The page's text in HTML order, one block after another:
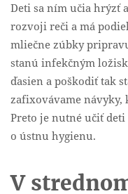
Deti sa ním učia hrýzť
rozvoji reči a má
mliečne zúbky
stanú infekčným
ďasien a poškodiť tak
zafixovávame návyky,
Preto je nutné učiť
o ústnu hygienu.
V